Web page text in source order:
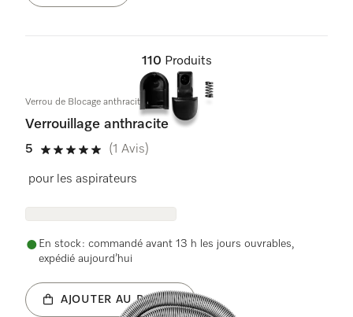
110 Produits
Verrou de Blocage anthracite
Verrouillage anthracite
5
5 étoiles sur 5
(1 Avis)
pour les aspirateurs
En stock : commandé avant 13 h les jours ouvrables,
expédié aujourd’hui
AJOUTER AU PANIER